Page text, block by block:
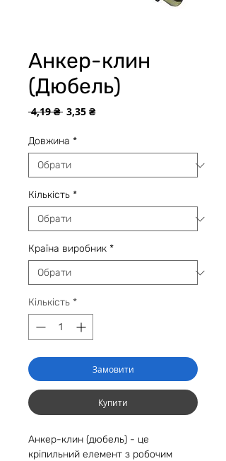
Анкер-клин
(Дюбель)
4,19 ₴ Звичайна
3,35 ₴За
Довжина *
Кількість *
Країна виробник *
Кількість *
Замовити
Купити
Анкер-клин (дюбель) - це
кріпильний елемент з робочим